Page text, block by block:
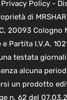
Privacy Policy-
di
20093 Cologno
e Partita I.V.A.
testata
alcuna
un prodotto
n. 62 del